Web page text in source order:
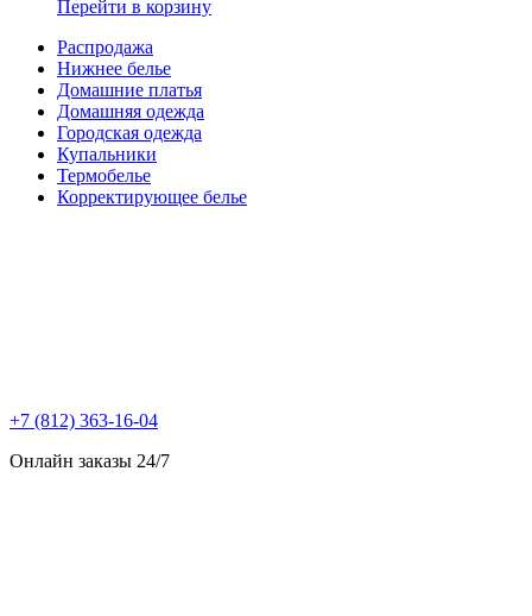
Перейти в корзину
Распродажа
Нижнее белье
Домашние платья
Домашняя одежда
Городская одежда
Купальники
Термобелье
Корректирующее белье
+7 (812) 363-16-04
Онлайн заказы 24/7